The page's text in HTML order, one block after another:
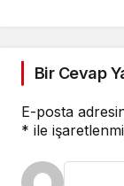
Bir Cevap
E-posta
* ile